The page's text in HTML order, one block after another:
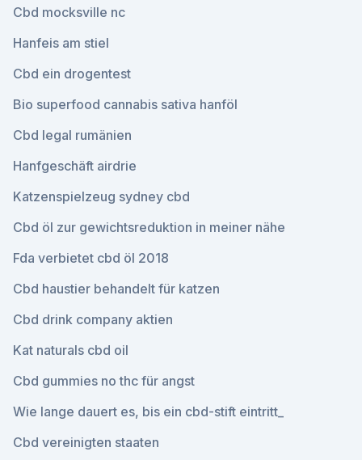
Cbd mocksville nc
Hanfeis am stiel
Cbd ein drogentest
Bio superfood cannabis sativa hanföl
Cbd legal rumänien
Hanfgeschäft airdrie
Katzenspielzeug sydney cbd
Cbd öl zur gewichtsreduktion in meiner nähe
Fda verbietet cbd öl 2018
Cbd haustier behandelt für katzen
Cbd drink company aktien
Kat naturals cbd oil
Cbd gummies no thc für angst
Wie lange dauert es, bis ein cbd-stift eintritt_
Cbd vereinigten staaten